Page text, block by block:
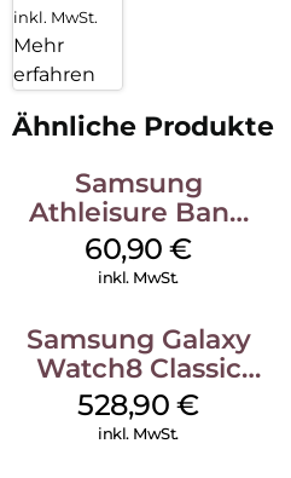
inkl. MwSt.
Mehr
erfahren
Ähnliche Produkte
Samsung
Athleisure Band
(M/L) Galaxy
Watch8/Watch8
60,90€
inkl. MwSt.
Samsung Galaxy
Watch8 Classic
Black
528,90€
inkl. MwSt.